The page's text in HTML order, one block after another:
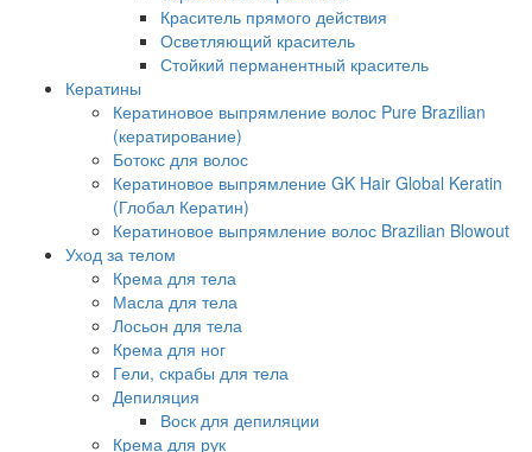
Краситель прямого действия
Осветляющий краситель
Стойкий перманентный краситель
Кератины
Кератиновое выпрямление волос Pure Brazilian
(кератирование)
Ботокс для волос
Кератиновое выпрямление GK Hair Global Keratin
(Глобал Кератин)
Кератиновое выпрямление волос Brazilian Blowout
Уход за телом
Крема для тела
Масла для тела
Лосьон для тела
Крема для ног
Гели, скрабы для тела
Депиляция
Воск для депиляции
Крема для рук